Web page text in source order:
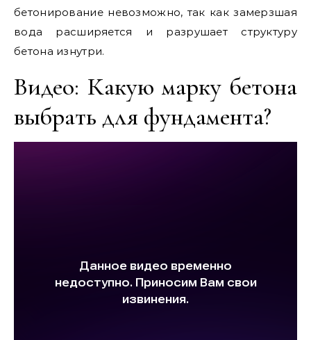
бетонирование невозможно, так как замерзшая
вода расширяется и разрушает структуру
бетона изнутри.
Видео: Какую марку бетона
выбрать для фундамента?